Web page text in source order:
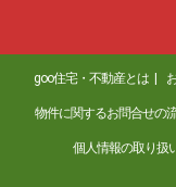
goo住宅・不動産とは
物件に関するお問合せの
個人情報の取り扱